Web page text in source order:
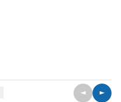
前のスライ
次のス